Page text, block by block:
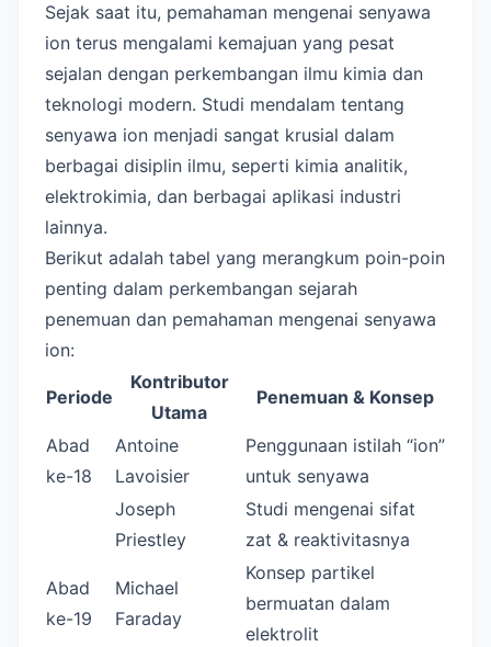
Sejak saat itu, pemahaman mengenai senyawa
ion terus mengalami kemajuan yang pesat
sejalan dengan perkembangan ilmu kimia dan
teknologi modern. Studi mendalam tentang
senyawa ion menjadi sangat krusial dalam
berbagai disiplin ilmu, seperti kimia analitik,
elektrokimia, dan berbagai aplikasi industri
lainnya.
Berikut adalah tabel yang merangkum poin-poin
penting dalam perkembangan sejarah
penemuan dan pemahaman mengenai senyawa
ion:
Periode
Kontributor
Utama
Penemuan & Konsep
Abad
ke-18
Antoine
Lavoisier
Penggunaan istilah “ion”
untuk senyawa
Joseph
Priestley
Studi mengenai sifat
zat & reaktivitasnya
Abad
ke-19
Michael
Faraday
Konsep partikel
bermuatan dalam
elektrolit